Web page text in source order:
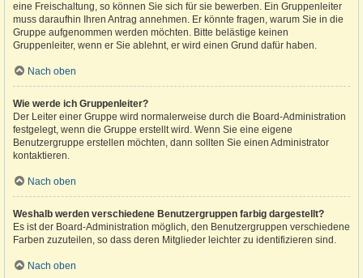
eine Freischaltung, so können Sie sich für sie bewerben. Ein Gruppenleiter
muss daraufhin Ihren Antrag annehmen. Er könnte fragen, warum Sie in die
Gruppe aufgenommen werden möchten. Bitte belästige keinen
Gruppenleiter, wenn er Sie ablehnt, er wird einen Grund dafür haben.
Nach oben
Wie werde ich Gruppenleiter?
Der Leiter einer Gruppe wird normalerweise durch die Board-Administration
festgelegt, wenn die Gruppe erstellt wird. Wenn Sie eine eigene
Benutzergruppe erstellen möchten, dann sollten Sie einen Administrator
kontaktieren.
Nach oben
Weshalb werden verschiedene Benutzergruppen farbig dargestellt?
Es ist der Board-Administration möglich, den Benutzergruppen verschiedene
Farben zuzuteilen, so dass deren Mitglieder leichter zu identifizieren sind.
Nach oben